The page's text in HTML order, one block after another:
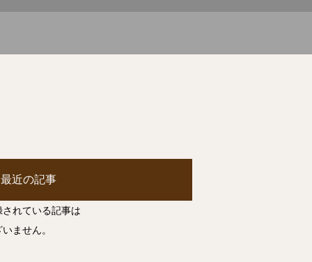
最近の記事
されている記事は
いません。